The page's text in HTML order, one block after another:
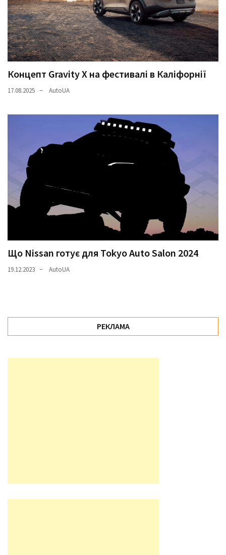
Концепт Gravity X на фестивалі в Каліфорнії
17.08.2025 AutoUA
Що Nissan готує для Tokyo Auto Salon 2024
19.12.2023 AutoUA
РЕКЛАМА